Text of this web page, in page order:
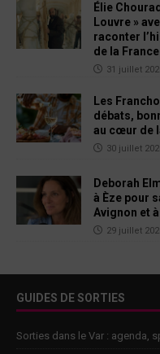
Élie
Louvre »
raconter
de la France
31 juillet
Les
débats,
au cœur de
30 juillet
Deborah
à Èze pour
Avignon et
29 juillet
GUIDES DE SORTIES
Sorties dans le Var : agenda,